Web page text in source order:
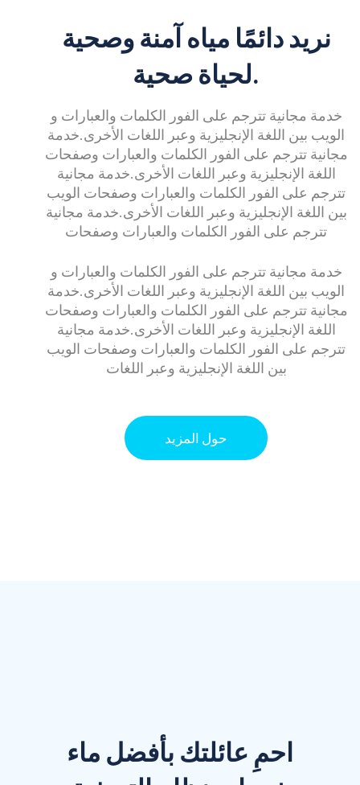
نريد دائمًا مياه آمنة وصحية
لحياة صحية.
خدمة مجانية تترجم على الفور الكلمات والعبارات و
الويب بين اللغة الإنجليزية وعبر اللغات الأخرى.خدمة
مجانية تترجم على الفور الكلمات والعبارات وصفحات
اللغة الإنجليزية وعبر اللغات الأخرى.خدمة مجانية
تترجم على الفور الكلمات والعبارات وصفحات الويب
بين اللغة الإنجليزية وعبر اللغات الأخرى.خدمة مجانية
تترجم على الفور الكلمات والعبارات وصفحات
خدمة مجانية تترجم على الفور الكلمات والعبارات و
الويب بين اللغة الإنجليزية وعبر اللغات الأخرى.خدمة
مجانية تترجم على الفور الكلمات والعبارات وصفحات
اللغة الإنجليزية وعبر اللغات الأخرى.خدمة مجانية
تترجم على الفور الكلمات والعبارات وصفحات الويب
بين اللغة الإنجليزية وعبر اللغات
حول المزيد
احمِ عائلتك بأفضل ماء